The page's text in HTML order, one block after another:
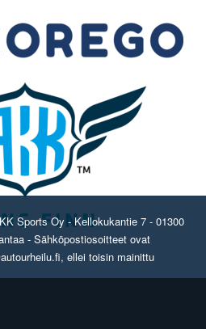
Sports Oy - Kellokukantie 7 - 01300
- Sähköpostiosoitteet ovat
ellei toisin mainittu